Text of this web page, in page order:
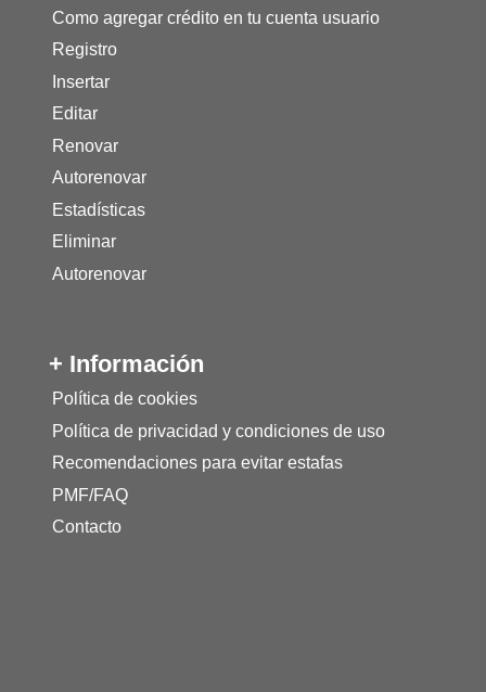
Como agregar crédito en tu cuenta usuario
Registro
Insertar
Editar
Renovar
Autorenovar
Estadísticas
Eliminar
Autorenovar
+ Información
Política de cookies
Política de privacidad y condiciones de uso
Recomendaciones para evitar estafas
PMF/FAQ
Contacto